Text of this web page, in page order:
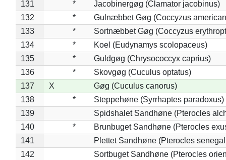
131
*
Jacobinergøg (Clamator jacobinus)
132
*
Gulnæbbet Gøg (Coccyzus
133
*
Sortnæbbet Gøg (Coccyzus
134
*
Koel (Eudynamys scolopaceus)
135
*
Guldgøg (Chrysococcyx caprius)
136
*
Skovgøg (Cuculus optatus)
137
X
Gøg (Cuculus canorus)
138
*
Steppehøne (Syrrhaptes paradoxus)
139
Spidshalet Sandhøne (Pterocles
140
*
Brunbuget Sandhøne (Pterocles
141
Plettet Sandhøne (Pterocles
142
Sortbuget Sandhøne (Pterocles